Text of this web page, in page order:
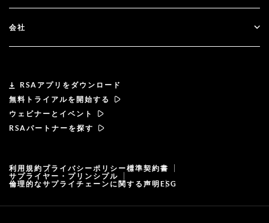
ドキュメンテーション
カスタマー・サポート
パートナーになる
会社
リーダーシップ
ニュース& プレス
採用情報
RSAアプリをダウンロード
無料トライアルを開始する
ウェビナーとイベント
RSAパートナーを探す
利用規約 プライバシーポリシー標準契約書
サプライヤー・プリンシプル
倫理的なサプライチェーンに関する声明 ESG